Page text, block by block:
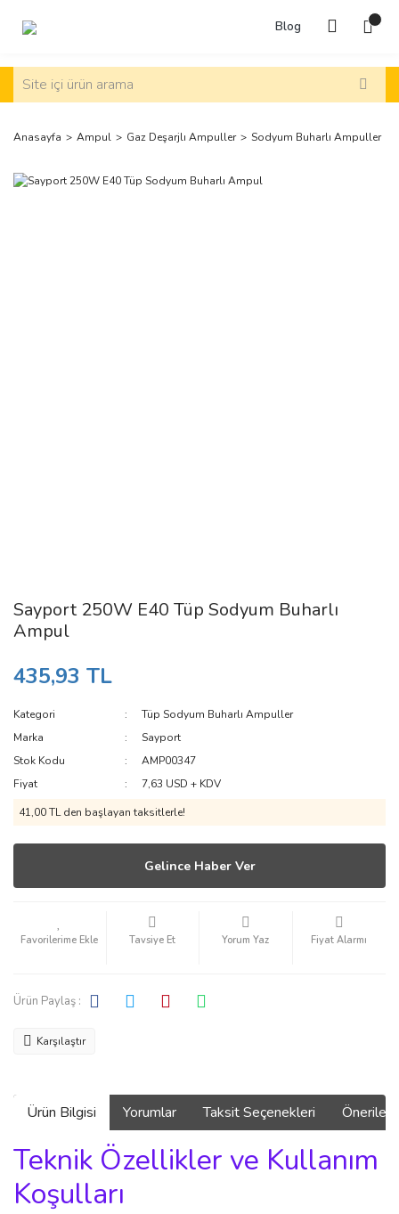
Blog
Anasayfa Ampul Gaz Deşarjlı Ampuller Sodyum Buharlı Ampuller
Sayport 250W E40 Tüp Sodyum Buharlı
Ampul
435,93 TL
Kategori
Tüp Sodyum Buharlı Ampuller
Marka
Sayport
Stok Kodu
AMP00347
Fiyat
7,63 USD + KDV
41,00 TL den başlayan taksitlerle!
Gelince Haber Ver
Tavsiye Et Yorum Yaz Fiyat Alarmı
Ürün Paylaş :
Karşılaştır
Ürün Bilgisi Yorumlar Taksit Seçenekleri
Teknik Özellikler ve Kullanım
Koşulları